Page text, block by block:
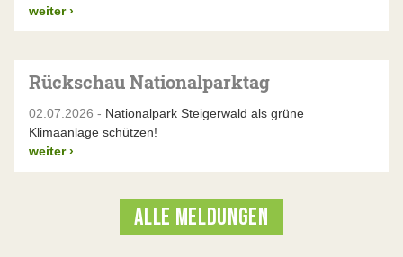
weiter ›
Rückschau Nationalparktag
02.07.2026 - Nationalpark Steigerwald als grüne
Klimaanlage schützen!
weiter ›
ALLE MELDUNGEN